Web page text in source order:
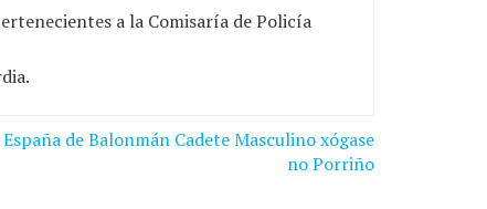
a la Comisaría de Policía
de Balonmán Cadete Masculino xógase
no Porriño